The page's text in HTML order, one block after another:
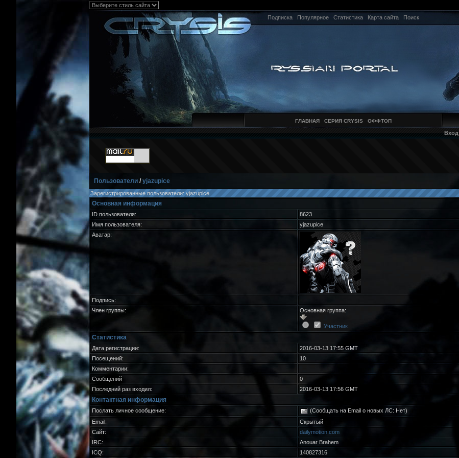
Подписка Популярное Статистика Карта сайта Поиск
ГЛАВНАЯ СЕРИЯ CRYSIS ОФФТОП
Вход
Пользователи/yjazupice
Зарегистрированные пользователи: yjazupice
Основная информация
ID пользователя:
8623
Имя пользователя:
yjazupice
Аватар:
Подпись:
Член группы:
Основная группа:
Участник
Статистика
Дата регистрации:
2016-03-13 17:55 GMT
Посещений:
10
Комментарии:
Сообщений
0
Последний раз входил:
2016-03-13 17:56 GMT
Контактная информация
Послать личное сообщение:
(Сообщать на Email о новых ЛС: Нет)
Email:
Скрытый
Сайт:
dailymotion.com
IRC:
Anouar Brahem
ICQ:
140827316